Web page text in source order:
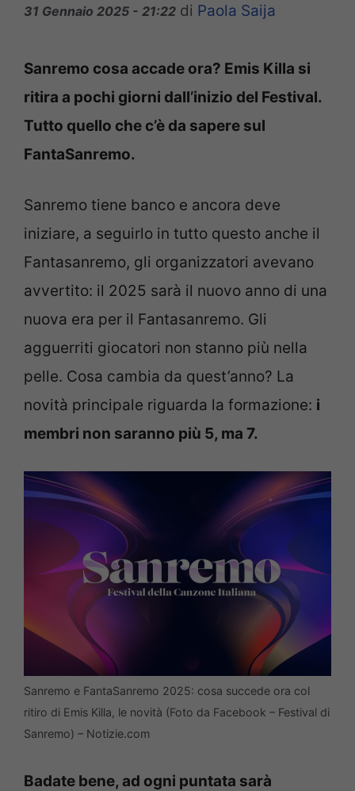
31 Gennaio 2025 - 21:22 di Paola Saija
Sanremo cosa accade ora? Emis Killa si
ritira a pochi giorni dall’inizio del Festival.
Tutto quello che c’è da sapere sul
FantaSanremo.
Sanremo tiene banco e ancora deve
iniziare, a seguirlo in tutto questo anche il
Fantasanremo, gli organizzatori avevano
avvertito: il 2025 sarà il nuovo anno di una
nuova era per il Fantasanremo. Gli
agguerriti giocatori non stanno più nella
pelle. Cosa cambia da quest’anno? La
novità principale riguarda la formazione: i
membri non saranno più 5, ma 7.
Sanremo e FantaSanremo 2025: cosa succede ora col
ritiro di Emis Killa, le novità (Foto da Facebook – Festival di
Sanremo) – Notizie.com
Badate bene, ad ogni puntata sarà